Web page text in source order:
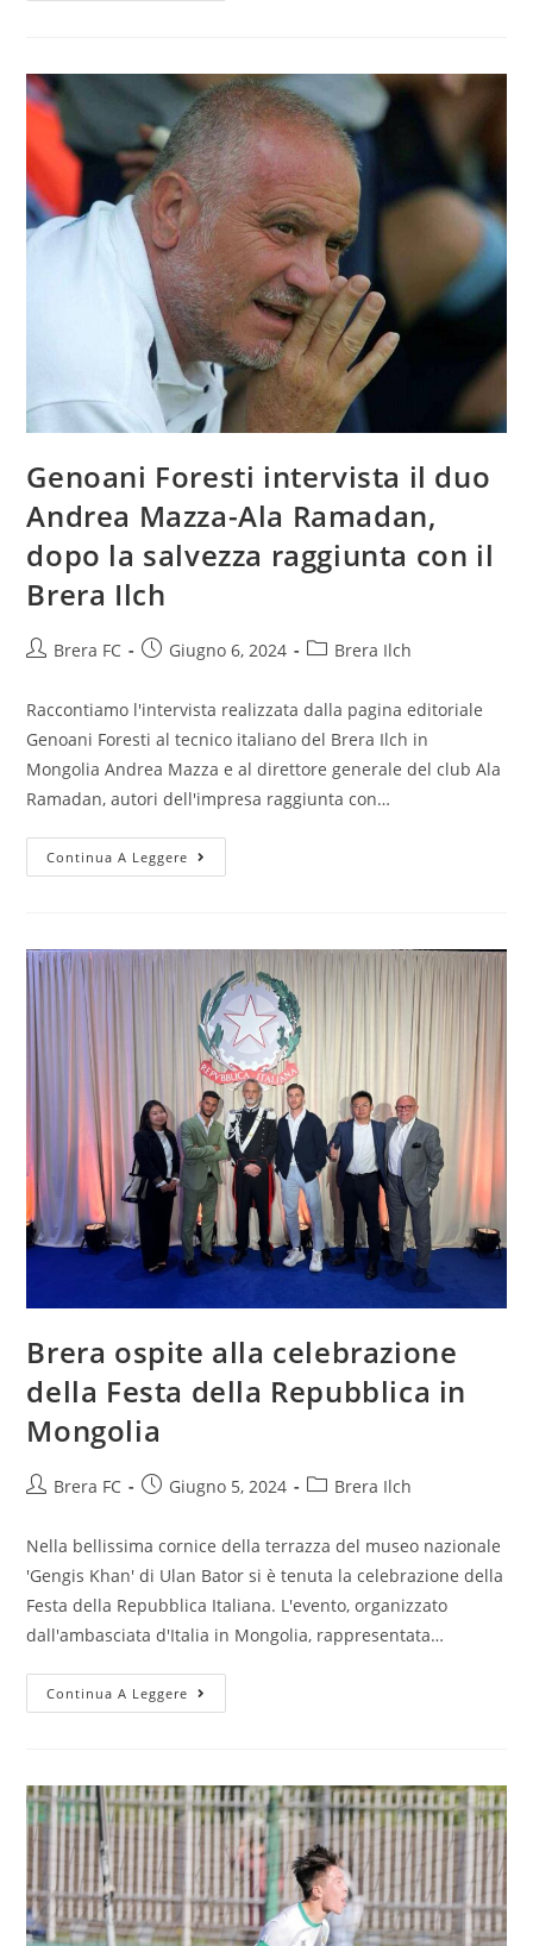
Genoani Foresti intervista il duo
Andrea Mazza-Ala Ramadan,
dopo la salvezza raggiunta con il
Brera Ilch
Brera FC Giugno 6, 2024 Brera Ilch
Raccontiamo l'intervista realizzata dalla pagina editoriale
Genoani Foresti al tecnico italiano del Brera Ilch in
Mongolia Andrea Mazza e al direttore generale del club Ala
Ramadan, autori dell'impresa raggiunta con…
Continua A Leggere
Brera ospite alla celebrazione
della Festa della Repubblica in
Mongolia
Brera FC Giugno 5, 2024 Brera Ilch
Nella bellissima cornice della terrazza del museo nazionale
'Gengis Khan' di Ulan Bator si è tenuta la celebrazione della
Festa della Repubblica Italiana. L'evento, organizzato
dall'ambasciata d'Italia in Mongolia, rappresentata…
Continua A Leggere